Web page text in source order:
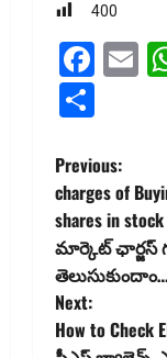
400
P
o
s
t
Previous:
charges of
shares in
మార్కెట్ ఛార్జస్
Next:
How to Check